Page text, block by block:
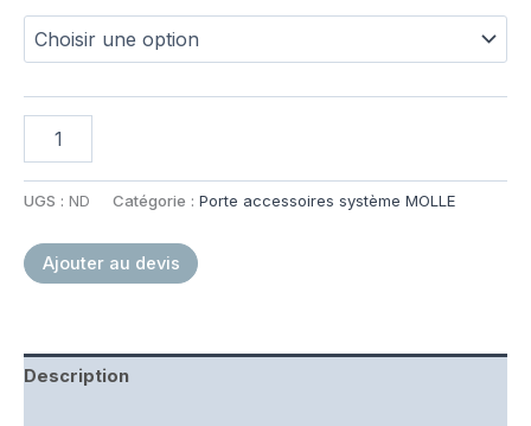
MOLLE
250*200MM
UGS : ND Catégorie : Porte accessoires système MOLLE
Ajouter au devis
Description